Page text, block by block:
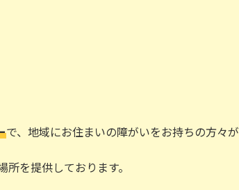
で、地域にお住まいの障がいをお持ちの方々が
所を提供しております。